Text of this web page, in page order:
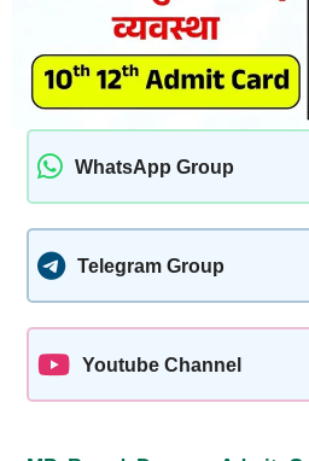
WhatsApp Group
Telegram Group
Youtube Channel